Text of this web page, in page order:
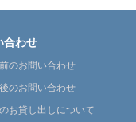
合わせ
のお問い合わせ
のお問い合わせ
お貸し出しについて